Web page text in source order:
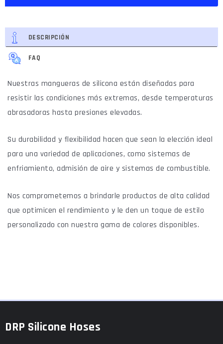
DESCRIPCIÓN
FAQ
Nuestras mangueras de silicona están diseñadas para
resistir las condiciones más extremas, desde temperaturas
abrasadoras hasta presiones elevadas.
Su durabilidad y flexibilidad hacen que sean la elección ideal
para una variedad de aplicaciones, como sistemas de
enfriamiento, admisión de aire y sistemas de combustible.
Nos comprometemos a brindarle productos de alta calidad
que optimicen el rendimiento y le den un toque de estilo
personalizado con nuestra gama de colores disponibles.
DRP Silicone Hoses